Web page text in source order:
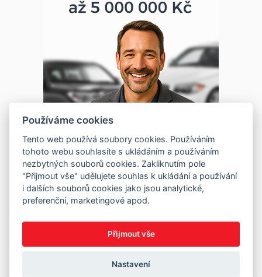
Používáme cookies
Tento web používá soubory cookies. Používáním
tohoto webu souhlasíte s ukládáním a používáním
nezbytných souborů cookies. Zakliknutím pole
"Přijmout vše" udělujete souhlas k ukládání a používání
i dalších souborů cookies jako jsou analytické,
preferenční, marketingové apod.
Přijmout vše
Nastavení